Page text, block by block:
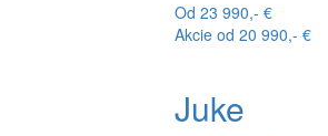
Od 23 990,- €
Akcie od 20 990,- €
Juke